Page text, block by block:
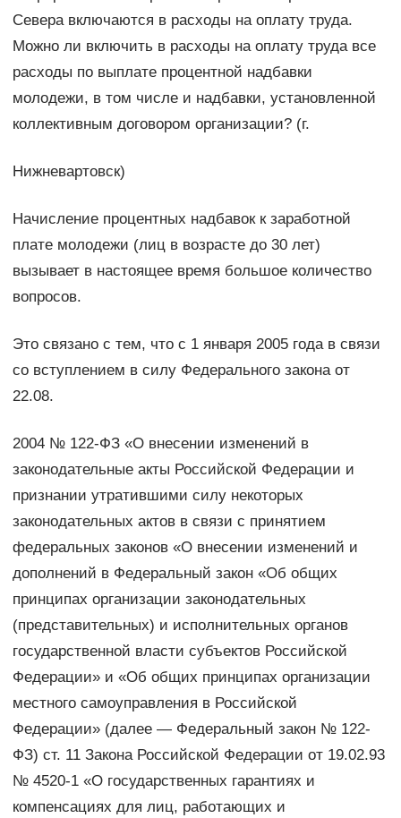
Севера включаются в расходы на оплату труда.
Можно ли включить в расходы на оплату труда все
расходы по выплате процентной надбавки
молодежи, в том числе и надбавки, установленной
коллективным договором организации? (г.
Нижневартовск)
Начисление процентных надбавок к заработной
плате молодежи (лиц в возрасте до 30 лет)
вызывает в настоящее время большое количество
вопросов.
Это связано с тем, что с 1 января 2005 года в связи
со вступлением в силу Федерального закона от
22.08.
2004 № 122-ФЗ «О внесении изменений в
законодательные акты Российской Федерации и
признании утратившими силу некоторых
законодательных актов в связи с принятием
федеральных законов «О внесении изменений и
дополнений в Федеральный закон «Об общих
принципах организации законодательных
(представительных) и исполнительных органов
государственной власти субъектов Российской
Федерации» и «Об общих принципах организации
местного самоуправления в Российской
Федерации» (далее — Федеральный закон № 122-
ФЗ) ст. 11 Закона Российской Федерации от 19.02.93
№ 4520-1 «О государственных гарантиях и
компенсациях для лиц, работающих и